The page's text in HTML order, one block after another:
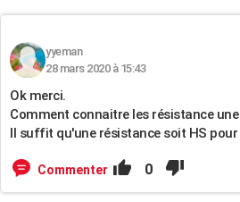
yyeman
28 mars 2020 à 15:43
Ok merci.
Comment connaitre les résistance
Il suffit qu'une résistance soit HS
Commenter 0